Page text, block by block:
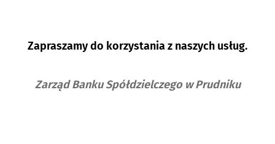
Zapraszamy do korzystania z naszych usług.
Zarząd Banku Spółdzielczego w Prudniku